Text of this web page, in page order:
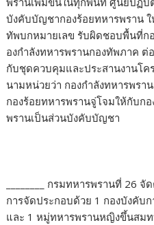
บังคับบัญชากองร้อยทหารพราน
ทัพบกหมายเลข รับผิดชอบพื้นที่ก
องกำลังทหารพรานกองทัพภาค ต่
กับชุดควบคุมและประสานงานโค
นามหน่วยว่า กองกำลังทหารพร
กองร้อยทหารพรานจู่โจมให้กับก
พรานเป็นส่วนบังคับบัญชา
________ กรมทหารพรานที่ 26
การจัดประกอบด้วย 1 กองบังคับ
และ 1 หมู่ทหารพรานหญิงขึ้นสม